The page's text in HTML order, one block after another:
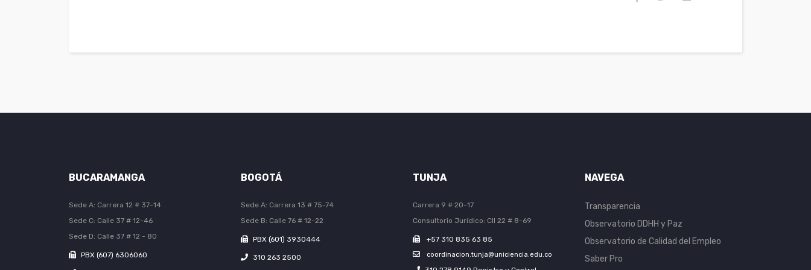
BUCARAMANGA
Sede A: Carrera 12 # 37-14
Sede C: Calle 37 # 12-46
Sede D: Calle 37 # 12 - 80
PBX (607) 6306060
BOGOTÁ
Sede A: Carrera 13 # 75-74
Sede B: Calle 76 # 12-22
PBX (601) 3930444
310 263 2500
TUNJA
Carrera 9 # 20-17
Consultorio Jurídico: Cll 22 # 8-69
+57 310 835 63 85
coordinacion.tunja@uniciencia.edu.co
NAVEGA
Transparencia
Observatorio DDHH y Paz
Observatorio de Calidad del Empleo
Saber Pro